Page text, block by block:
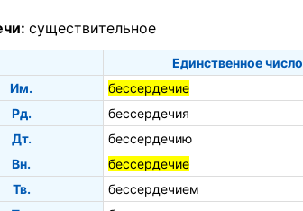
существительное
Единственное число
Им.
бессердечие
Рд.
бессердечия
Дт.
бессердечию
Вн.
бессердечие
Тв.
бессердечием